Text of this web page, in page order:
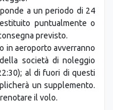
previsto.
in aeroporto avverranno
società di noleggio
al di fuori di questi
un supplemento.
il volo.